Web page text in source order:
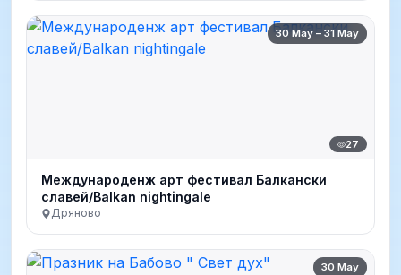
30 May – 31 May
27
Международенж арт фестивал Балкански
славей/Balkan nightingale
Дряново
30 May